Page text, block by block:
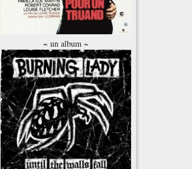
~ un album ~